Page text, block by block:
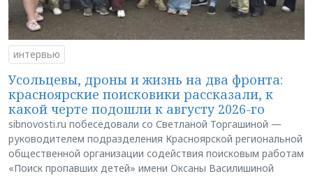
интервью
Усольцевы, дроны и жизнь на два фронта:
красноярские поисковики рассказали, к
какой черте подошли к августу 2026-го
sibnovosti.ru побеседовали со Светланой Торгашиной —
руководителем подразделения Красноярской региональной
общественной организации содействия поисковым работам
«Поиск пропавших детей» имени Оксаны Василишиной